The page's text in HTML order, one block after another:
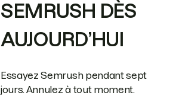
SEMRUSH DÈS
AUJOURD’HUI
Essayez Semrush pendant sept
jours. Annulez à tout moment.